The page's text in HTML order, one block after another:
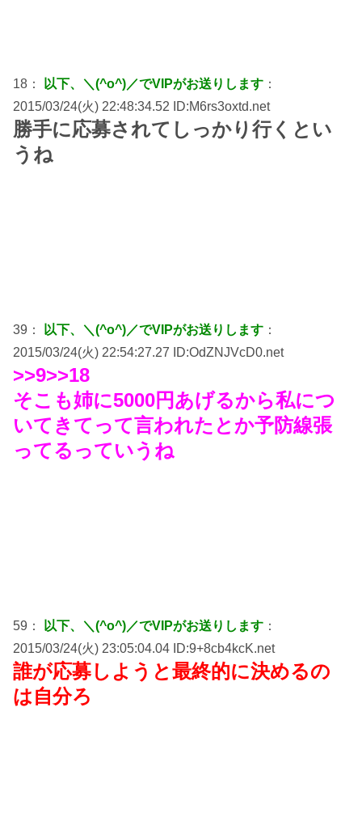
18： 以下、＼(^o^)／でVIPがお送りします ：
2015/03/24(火) 22:48:34.52 ID:M6rs3oxtd.net
勝手に応募されてしっかり行くとい
うね
39： 以下、＼(^o^)／でVIPがお送りします ：
2015/03/24(火) 22:54:27.27 ID:OdZNJVcD0.net
>>9>>18
そこも姉に5000円あげるから私につ
いてきてって言われたとか予防線張
ってるっていうね
59： 以下、＼(^o^)／でVIPがお送りします ：
2015/03/24(火) 23:05:04.04 ID:9+8cb4kcK.net
誰が応募しようと最終的に決めるの
は自分ろ